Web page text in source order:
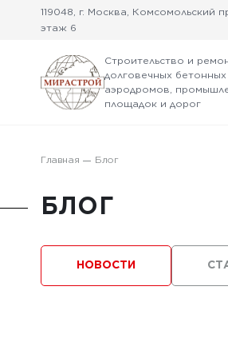
119048, г. Москва, Комсомольский
этаж 6
Строительство и
долговечных
аэродромов,
площадок и дорог
Главная Блог
БЛОГ
НОВОСТИ